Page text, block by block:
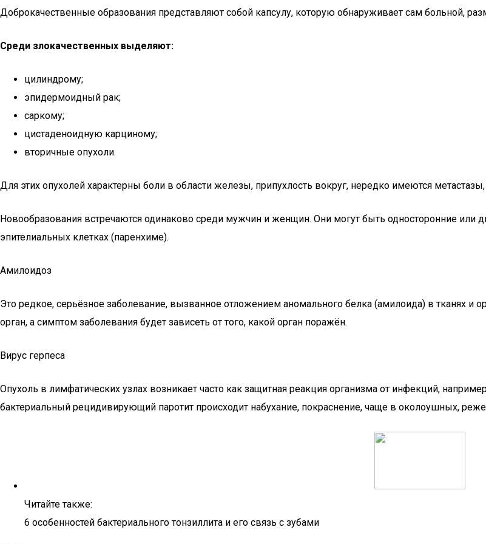
Доброкачественные образования представляют собой капсулу, которую обнаруживает сам больной,
Среди злокачественных выделяют:
цилиндрому;
эпидермоидный рак;
саркому;
цистаденоидную карциному;
вторичные опухоли.
Для этих опухолей характерны боли в области железы, припухлость вокруг, нередко имеются
Новообразования встречаются одинаково среди мужчин и женщин. Они могут быть односторонние или
эпителиальных клетках (паренхиме).
Амилоидоз
Это редкое, серьёзное заболевание, вызванное отложением аномального белка (амилоида) в тканях и
орган, а симптом заболевания будет зависеть от того, какой орган поражён.
Вирус герпеса
Опухоль в лимфатических узлах возникает часто как защитная реакция организма от инфекций,
бактериальный рецидивирующий паротит происходит набухание, покраснение, чаще в околоушных,
Читайте также:
6 особенностей бактериального тонзиллита и его связь с зубами